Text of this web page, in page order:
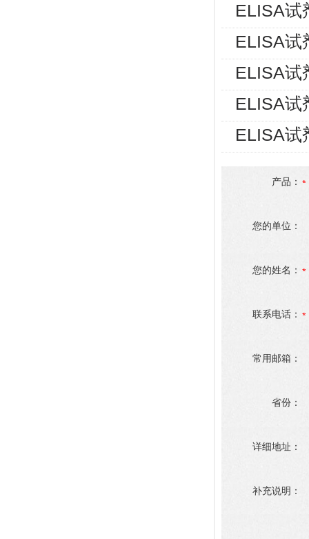
ELISA试
ELISA试
ELISA试
ELISA试
ELISA试
产品：
您的单位：
您的姓名：
联系电话：
常用邮箱：
省份：
详细地址：
补充说明：